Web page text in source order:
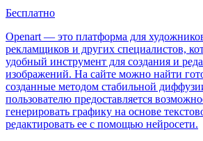
Бесплатно
Openart — это платформа для
рекламщиков и других специалистов,
удобный инструмент для создания и
изображений. На сайте можно найти
созданные методом стабильной
пользователю предоставляется
генерировать графику на основе
редактировать ее с помощью нейросети.